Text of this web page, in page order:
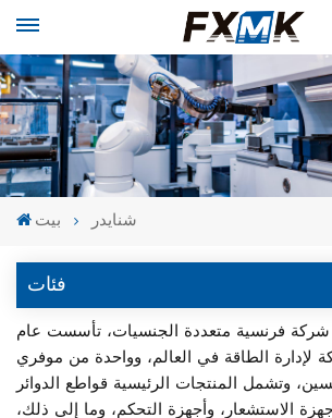
بيت شنايدر
فئات
شركة فرنسية متعددة الجنسيات، تأسست عام
لإدارة الطاقة في العالم، وواحدة من موفري
وتشمل المنتجات الرئيسية قواطع الدوائر
الاستشعار، وأجهزة التحكم، وما إلى ذلك،